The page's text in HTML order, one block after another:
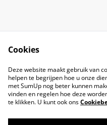
Cookies
Deze website maakt gebruik van
helpen te begrijpen hoe u onze
met SumUp nog beter kunnen
vinden en regelen hoe deze
te klikken. U kunt ook ons